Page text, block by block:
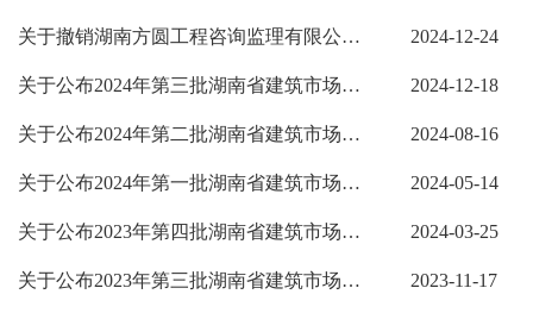
关于撤销湖南方圆工程咨询监理有限公司等四家单位2024年第三批不良行为记录... 2024-12-24
关于公布2024年第三批湖南省建筑市场责任主体不良行为记录名单的通知 2024-12-18
关于公布2024年第二批湖南省建筑市场责任主体不良行为记录名单的通知 2024-08-16
关于公布2024年第一批湖南省建筑市场责任主体不良行为记录名单的通知 2024-05-14
关于公布2023年第四批湖南省建筑市场责任主体不良行为记录名单的通知 2024-03-25
关于公布2023年第三批湖南省建筑市场责任主体不良行为记录名单的通知 2023-11-17